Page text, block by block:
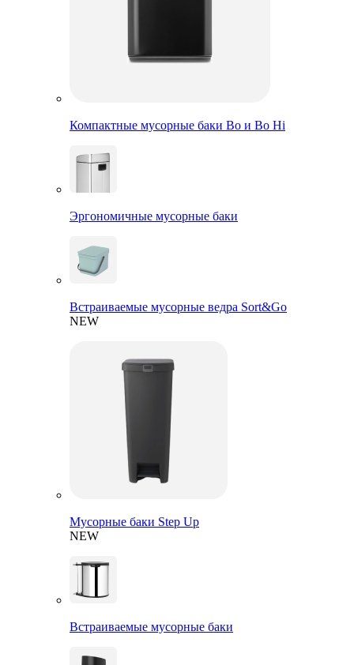
Компактные мусорные баки Bo и Bo Hi
Эргономичные мусорные баки
Встраиваемые мусорные ведра Sort&Go
NEW
Мусорные баки Step Up
NEW
Встраиваемые мусорные баки